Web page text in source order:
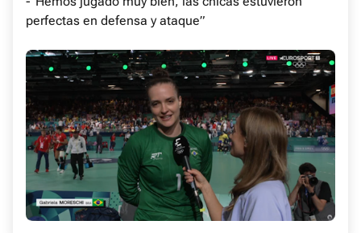
perfectas en defensa y ataque”